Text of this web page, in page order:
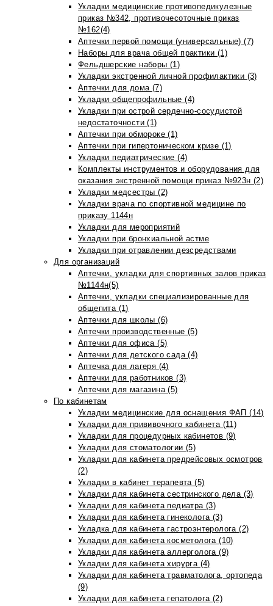
Укладки медицинские противопедикулезные
приказ №342, противочесоточные приказ
№162(4)
Аптечки первой помощи (универсальные) (7)
Наборы для врача общей практики (1)
Фельдшерские наборы (1)
Укладки экстренной личной профилактики (3)
Аптечки для дома (7)
Укладки общепрофильные (4)
Укладки при острой сердечно-сосудистой
недостаточности (1)
Аптечки при обмороке (1)
Аптечки при гипертоническом кризе (1)
Укладки педиатрические (4)
Комплекты инструментов и оборудования для
оказания экстренной помощи приказ №923н (2)
Укладки медсестры (2)
Укладки врача по спортивной медицине по
приказу 1144н
Укладки для мероприятий
Укладки при бронхиальной астме
Укладки при отравлении дезсредствами
Для организаций
Аптечки, укладки для спортивных залов приказ
№1144н(5)
Аптечки, укладки специализированные для
общепита (1)
Аптечки для школы (6)
Аптечки производственные (5)
Аптечки для офиса (5)
Аптечки для детского сада (4)
Аптечка для лагеря (4)
Аптечки для работников (3)
Аптечки для магазина (5)
По кабинетам
Укладки медицинские для оснащения ФАП (14)
Укладки для прививочного кабинета (11)
Укладки для процедурных кабинетов (9)
Укладки для стоматологии (5)
Укладки для кабинета предрейсовых осмотров
(2)
Укладки в кабинет терапевта (5)
Укладки для кабинета сестринского дела (3)
Укладки для кабинета педиатра (3)
Укладки для кабинета гинеколога (3)
Укладка для кабинета гастроэнтеролога (2)
Укладки для кабинета косметолога (10)
Укладки для кабинета аллерголога (9)
Укладки для кабинета хирурга (4)
Укладки для кабинета травматолога, ортопеда
(9)
Укладки для кабинета гепатолога (2)